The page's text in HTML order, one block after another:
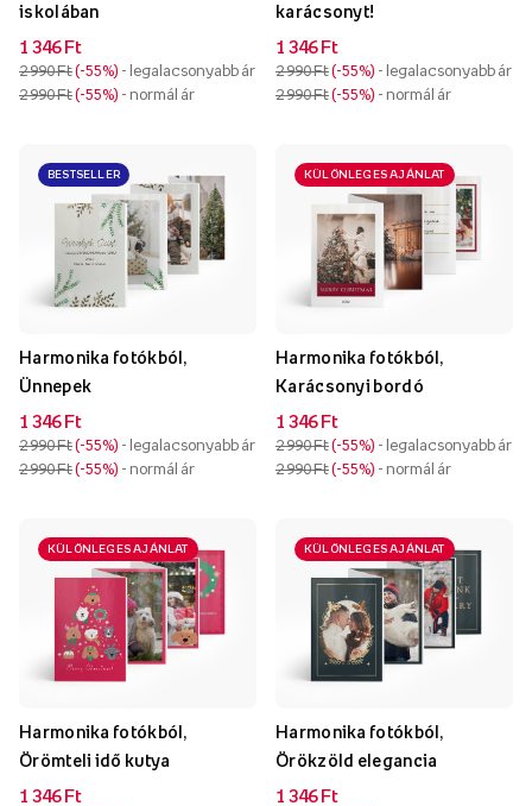
iskolában
1 346 Ft
2 990 Ft -55% - legalacsonyabb ár
2 990 Ft -55% - normál ár
karácsonyt!
1 346 Ft
2 990 Ft -55% - legalacsonyabb ár
2 990 Ft -55% - normál ár
BESTSELLER
Harmonika fotókból,
Ünnepek
1 346 Ft
2 990 Ft -55% - legalacsonyabb ár
2 990 Ft -55% - normál ár
KÜLÖNLEGES AJÁNLAT
Harmonika fotókból,
Karácsonyi bordó
1 346 Ft
2 990 Ft -55% - legalacsonyabb ár
2 990 Ft -55% - normál ár
KÜLÖNLEGES AJÁNLAT
Harmonika fotókból,
Örömteli idő kutya
1 346 Ft
KÜLÖNLEGES AJÁNLAT
Harmonika fotókból,
Örökzöld elegancia
1 346 Ft